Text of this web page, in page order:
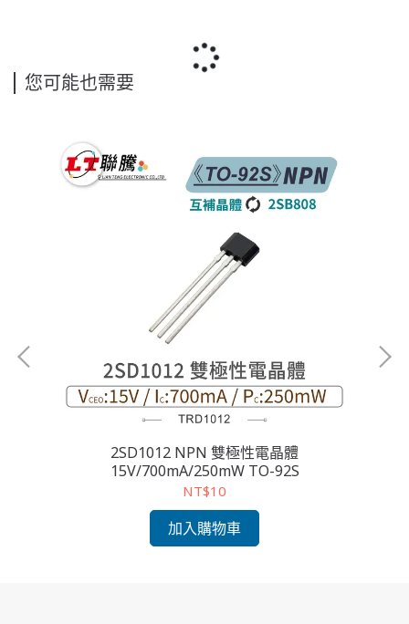
您可能也需要
2SD1012 NPN 雙極性電晶體
15V/700mA/250mW TO-92S
NT$10
加入購物車